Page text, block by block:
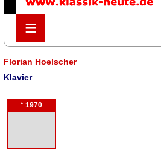
≡
≡
Florian Hoelscher
Klavier
* 1970